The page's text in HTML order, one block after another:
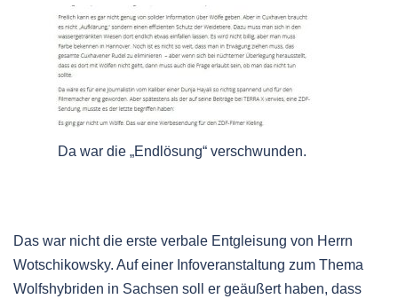
Da war die „Endlösung“ verschwunden.
Das war nicht die erste verbale Entgleisung von Herrn
Wotschikowsky. Auf einer Infoveranstaltung zum Thema
Wolfshybriden in Sachsen soll er geäußert haben, dass